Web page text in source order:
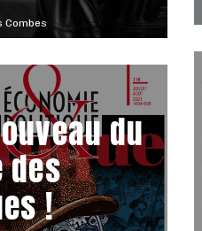
Combes
du
des
!